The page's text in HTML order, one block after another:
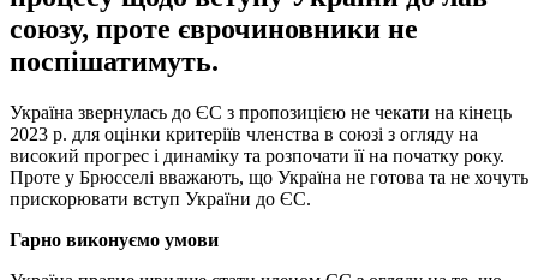
союзу, проте єврочиновники не
поспішатимуть.
Україна звернулась до ЄС з пропозицією не чекати на кінець
2023 р. для оцінки критеріїв членства в союзі з огляду на
високий прогрес і динаміку та розпочати її на початку року.
Проте у Брюсселі вважають, що Україна не готова та не хочуть
прискорювати вступ України до ЄС.
Гарно виконуємо умови